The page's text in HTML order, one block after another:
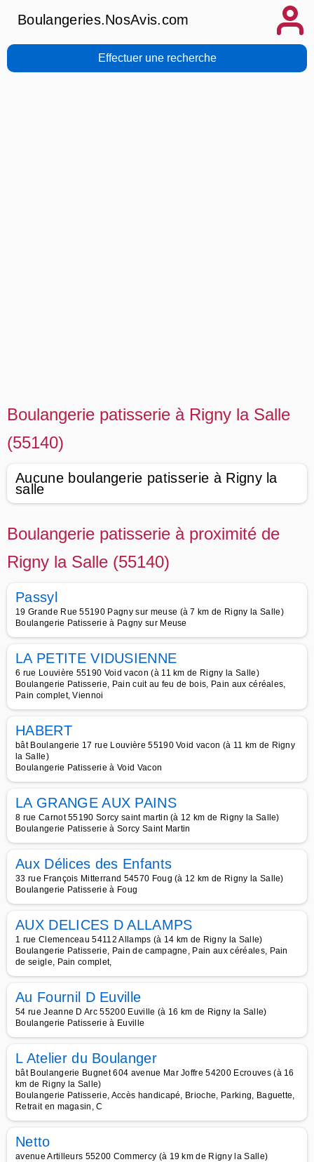
Boulangeries.NosAvis.com
Effectuer une recherche
Boulangerie patisserie à Rigny la Salle
(55140)
Aucune boulangerie patisserie à Rigny la
salle
Boulangerie patisserie à proximité de
Rigny la Salle (55140)
Passyl
19 Grande Rue 55190 Pagny sur meuse (à 7 km de Rigny la Salle)
Boulangerie Patisserie à Pagny sur Meuse
LA PETITE VIDUSIENNE
6 rue Louvière 55190 Void vacon (à 11 km de Rigny la Salle)
Boulangerie Patisserie, Pain cuit au feu de bois, Pain aux céréales,
Pain complet, Viennoi
HABERT
bât Boulangerie 17 rue Louvière 55190 Void vacon (à 11 km de Rigny
la Salle)
Boulangerie Patisserie à Void Vacon
LA GRANGE AUX PAINS
8 rue Carnot 55190 Sorcy saint martin (à 12 km de Rigny la Salle)
Boulangerie Patisserie à Sorcy Saint Martin
Aux Délices des Enfants
33 rue François Mitterrand 54570 Foug (à 12 km de Rigny la Salle)
Boulangerie Patisserie à Foug
AUX DELICES D ALLAMPS
1 rue Clemenceau 54112 Allamps (à 14 km de Rigny la Salle)
Boulangerie Patisserie, Pain de campagne, Pain aux céréales, Pain
de seigle, Pain complet,
Au Fournil D Euville
54 rue Jeanne D Arc 55200 Euville (à 16 km de Rigny la Salle)
Boulangerie Patisserie à Euville
L Atelier du Boulanger
bât Boulangerie Bugnet 604 avenue Mar Joffre 54200 Ecrouves (à 16
km de Rigny la Salle)
Boulangerie Patisserie, Accès handicapé, Brioche, Parking, Baguette,
Retrait en magasin, C
Netto
avenue Artilleurs 55200 Commercy (à 19 km de Rigny la Salle)